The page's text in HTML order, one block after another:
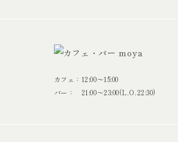
カフェ：12:00〜15:00
バー： 21:00〜23:00(L.O.22:30)